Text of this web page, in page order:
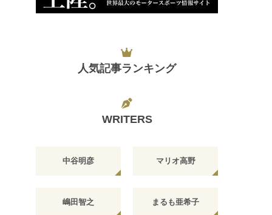
人気記事ランキング
WRITERS
中谷明彦 マリオ高野
嶋田智之 まるも亜希子